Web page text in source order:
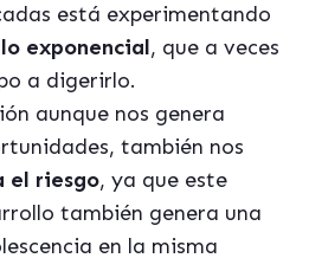
está experimentando
exponencial, que a veces
a digerirlo.
aunque nos genera
también nos
el riesgo, ya que este
también genera una
en la misma